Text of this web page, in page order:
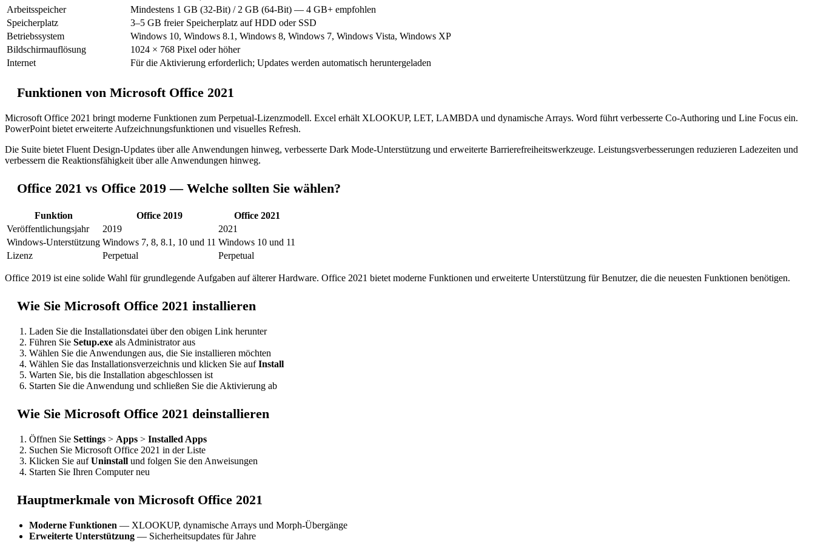
Arbeitsspeicher
Mindestens 1 GB (32-Bit) / 2 GB (64-Bit) — 4 GB+ empfohlen
Speicherplatz
3–5 GB freier Speicherplatz auf HDD oder SSD
Betriebssystem
Windows 10, Windows 8.1, Windows 8, Windows 7, Windows Vista, Windows XP
Bildschirmauflösung
1024 × 768 Pixel oder höher
Internet
Für die Aktivierung erforderlich; Updates werden automatisch heruntergeladen
Funktionen von Microsoft Office 2021
Microsoft Office 2021 bringt moderne Funktionen zum Perpetual-Lizenzmodell. Excel erhält XLOOKUP, LET, LAMBDA und dynamische Arrays. Word führt verbesserte Co-Authoring und Line Focus ein.
PowerPoint bietet erweiterte Aufzeichnungsfunktionen und visuelles Refresh.
Die Suite bietet Fluent Design-Updates über alle Anwendungen hinweg, verbesserte Dark Mode-Unterstützung und erweiterte Barrierefreiheitswerkzeuge. Leistungsverbesserungen reduzieren Ladezeiten und
verbessern die Reaktionsfähigkeit über alle Anwendungen hinweg.
Office 2021 vs Office 2019 — Welche sollten Sie wählen?
Funktion Office 2019
Office 2021
Veröffentlichungsjahr
2019
2021
Windows-Unterstützung Windows 7, 8, 8.1, 10 und 11 Windows 10 und 11
Lizenz
Perpetual Perpetual
Office 2019 ist eine solide Wahl für grundlegende Aufgaben auf älterer Hardware. Office 2021 bietet moderne Funktionen und erweiterte Unterstützung für Benutzer, die die neuesten Funktionen benötigen.
Wie Sie Microsoft Office 2021 installieren
Laden Sie die Installationsdatei über den obigen Link herunter
Führen Sie Setup.exe als Administrator aus
Wählen Sie die Anwendungen aus, die Sie installieren möchten
Wählen Sie das Installationsverzeichnis und klicken Sie aufInstall
Warten Sie, bis die Installation abgeschlossen ist
Starten Sie die Anwendung und schließen Sie die Aktivierung ab
Wie Sie Microsoft Office 2021 deinstallieren
Öffnen Sie Settings > Apps > Installed Apps
Suchen Sie Microsoft Office 2021 in der Liste
Klicken Sie aufUninstall und folgen Sie den Anweisungen
Starten Sie Ihren Computer neu
Hauptmerkmale von Microsoft Office 2021
Moderne Funktionen — XLOOKUP, dynamische Arrays und Morph-Übergänge
Erweiterte Unterstützung — Sicherheitsupdates für Jahre